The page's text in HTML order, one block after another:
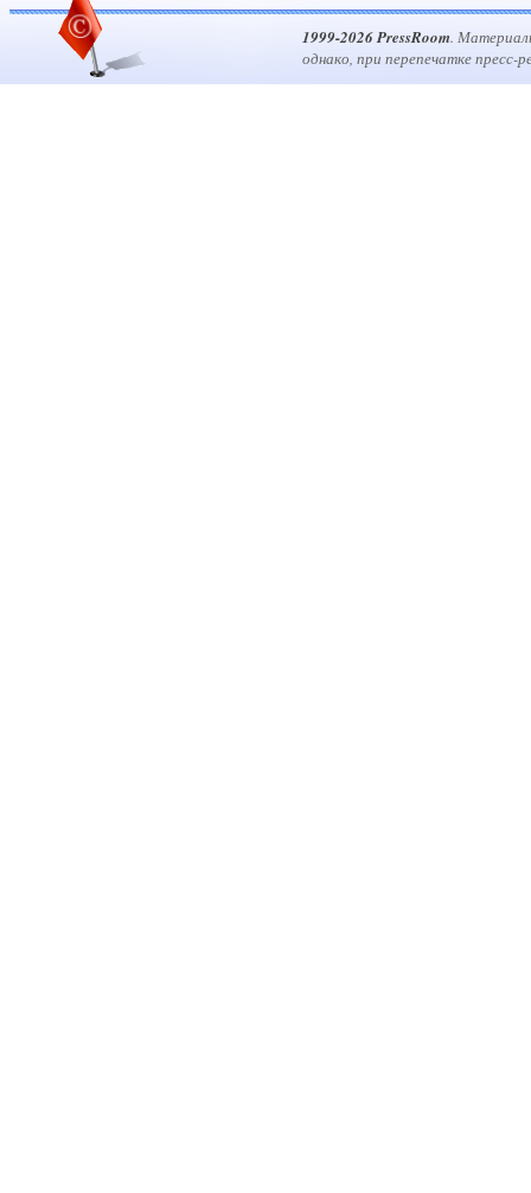
1999-2026 PressRoom.
однако, при перепечатке пресс-